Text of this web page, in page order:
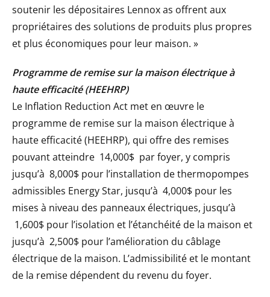
soutenir les dépositaires Lennox as offrent aux
propriétaires des solutions de produits plus propres
et plus économiques pour leur maison. »
Programme de remise sur la maison électrique à
haute efficacité (HEEHRP)
Le Inflation Reduction Act met en œuvre le
programme de remise sur la maison électrique à
haute efficacité (HEEHRP), qui offre des remises
pouvant atteindre 14,000$ par foyer, y compris
jusqu’à 8,000$ pour l’installation de thermopompes
admissibles Energy Star, jusqu’à 4,000$ pour les
mises à niveau des panneaux électriques, jusqu’à
1,600$ pour l’isolation et l’étanchéité de la maison et
jusqu’à 2,500$ pour l’amélioration du câblage
électrique de la maison. L’admissibilité et le montant
de la remise dépendent du revenu du foyer.